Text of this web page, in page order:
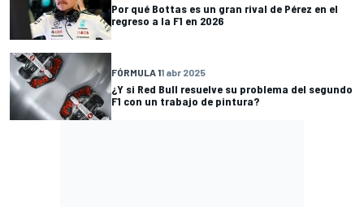
Por qué Bottas es un gran rival de Pérez en el
regreso a la F1 en 2026
FÓRMULA 11 abr 2025
¿Y si Red Bull resuelve su problema del segundo
F1 con un trabajo de pintura?